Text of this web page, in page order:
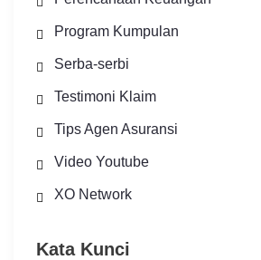
Program Kumpulan
Serba-serbi
Testimoni Klaim
Tips Agen Asuransi
Video Youtube
XO Network
Kata Kunci